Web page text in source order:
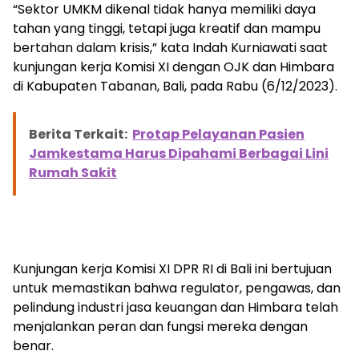
“Sektor UMKM dikenal tidak hanya memiliki daya
tahan yang tinggi, tetapi juga kreatif dan mampu
bertahan dalam krisis,” kata Indah Kurniawati saat
kunjungan kerja Komisi XI dengan OJK dan Himbara
di Kabupaten Tabanan, Bali, pada Rabu (6/12/2023).
Berita Terkait: Protap Pelayanan Pasien
Jamkestama Harus Dipahami Berbagai Lini
Rumah Sakit
Kunjungan kerja Komisi XI DPR RI di Bali ini bertujuan
untuk memastikan bahwa regulator, pengawas, dan
pelindung industri jasa keuangan dan Himbara telah
menjalankan peran dan fungsi mereka dengan
benar.